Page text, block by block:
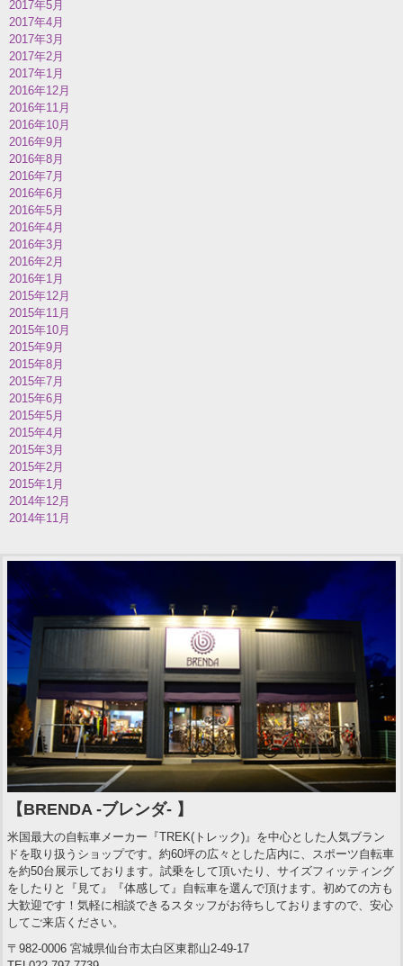
2017年5月
2017年4月
2017年3月
2017年2月
2017年1月
2016年12月
2016年11月
2016年10月
2016年9月
2016年8月
2016年7月
2016年6月
2016年5月
2016年4月
2016年3月
2016年2月
2016年1月
2015年12月
2015年11月
2015年10月
2015年9月
2015年8月
2015年7月
2015年6月
2015年5月
2015年4月
2015年3月
2015年2月
2015年1月
2014年12月
2014年11月
【BRENDA -ブレンダ- 】
米国最大の自転車メーカー『TREK(トレック)』を中心とした人気ブラン
ドを取り扱うショップです。約60坪の広々とした店内に、スポーツ自転車
を約50台展示しております。試乗をして頂いたり、サイズフィッティング
をしたりと『見て』『体感して』自転車を選んで頂けます。初めての方も
大歓迎です！気軽に相談できるスタッフがお待ちしておりますので、安心
してご来店ください。
〒982-0006 宮城県仙台市太白区東郡山2-49-17